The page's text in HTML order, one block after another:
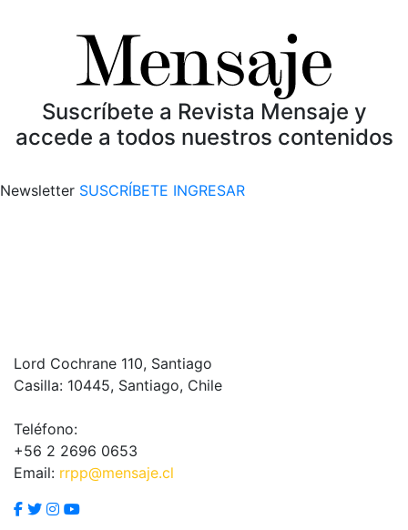
Suscríbete a Revista Mensaje y
accede a todos nuestros contenidos
Newsletter SUSCRÍBETE INGRESAR
Lord Cochrane 110, Santiago
Casilla: 10445, Santiago, Chile
Teléfono:
+56 2 2696 0653
Email: rrpp@mensaje.cl